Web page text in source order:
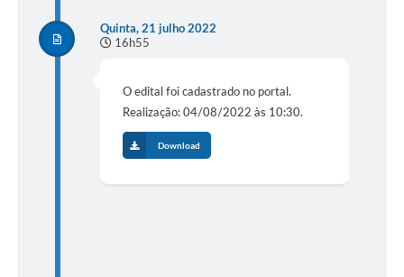
Quinta, 21 julho 2022
16h55
O edital foi cadastrado no portal.
Realização: 04/08/2022 às 10:30.
Download